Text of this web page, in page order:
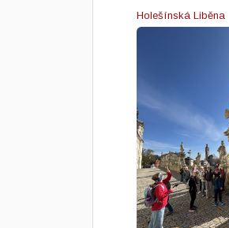
Holešínská Liběna